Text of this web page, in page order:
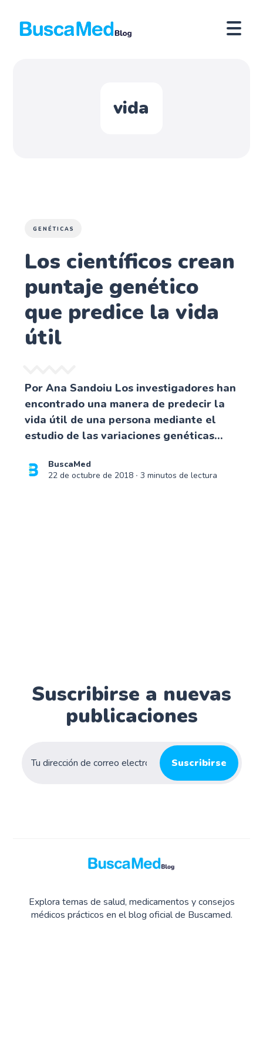
vida
GENÉTICAS
Los científicos crean
puntaje genético
que predice la vida
útil
Por Ana Sandoiu Los investigadores han
encontrado una manera de predecir la
vida útil de una persona mediante el
estudio de las variaciones genéticas...
BuscaMed
22 de octubre de 2018 ∙ 3 minutos de lectura
Suscribirse a nuevas
publicaciones
Suscribirse
Explora temas de salud, medicamentos y consejos
médicos prácticos en el blog oficial de Buscamed.